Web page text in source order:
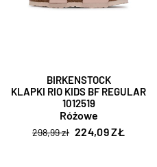
BIRKENSTOCK
KLAPKI RIO KIDS BF REGULAR
1012519
Różowe
298,99 zł 224,09 ZŁ